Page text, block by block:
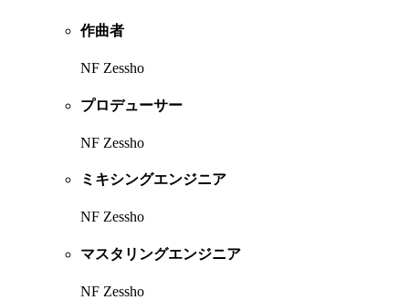
作曲者
NF Zessho
プロデューサー
NF Zessho
ミキシングエンジニア
NF Zessho
マスタリングエンジニア
NF Zessho